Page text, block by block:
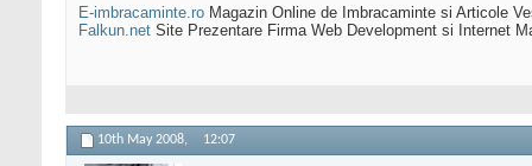
E-imbracaminte.ro Magazin Online de Imbracaminte si Articole
Falkun.net Site Prezentare Firma Web Development si Internet
10th May 2008, 12:07